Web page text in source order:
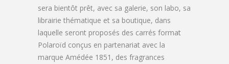
sera bientôt prêt, avec sa galerie, son labo, sa
librairie thématique et sa boutique, dans
laquelle seront proposés des carrés format
Polaroïd conçus en partenariat avec la
marque Amédée 1851, des fragrances